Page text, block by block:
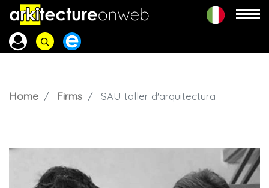
Home Firms SAU taller d'arquitectura